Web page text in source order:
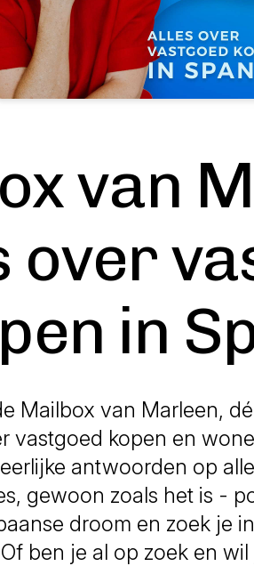
van
over
in
Mailbox van Marleen,
vastgoed kopen en
antwoorden op
gewoon zoals het is -
droom en zoek je
ben je al op zoek en